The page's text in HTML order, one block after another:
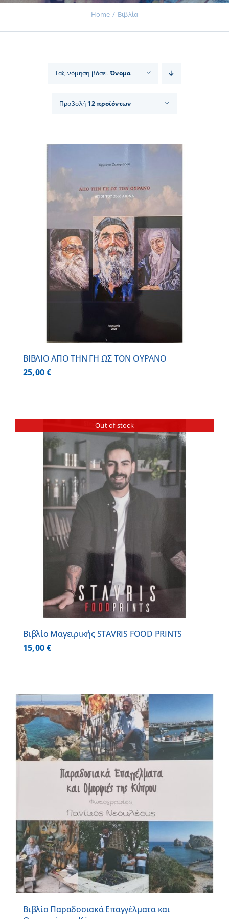
Επικοινωνία
Home Βιβλία
Ταξινόμηση βάσειΌνομα
Προβολή 12 προϊόντων
ΒΙΒΛΙΟ ΑΠΟ ΤΗΝ ΓΗ ΩΣ ΤΟΝ ΟΥΡΑΝΟ
25,00€
Out of stock
Βιβλίο Μαγειρικής STAVRIS FOOD PRINTS
15,00€
Βιβλίο Παραδοσιακά Επαγγέλματα και